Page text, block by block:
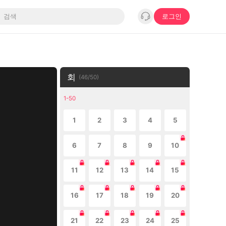
로그인
회 (46/50)
1-50
1 2 3 4 5
6 7 8 9 10
11 12 13 14 15
16 17 18 19 20
21 22 23 24 25